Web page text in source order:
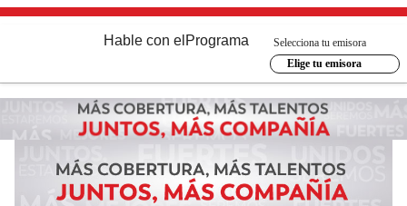
Hable con el Programa
Selecciona tu emisora
Elige tu emisora